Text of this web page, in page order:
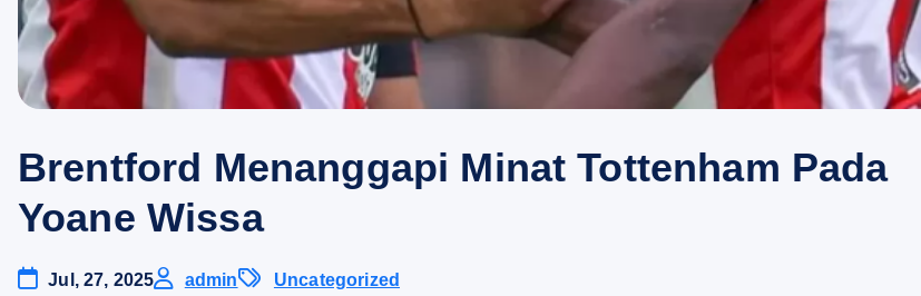
Brentford Menanggapi Minat Tottenham Pada
Yoane Wissa
Jul, 27, 2025 admin Uncategorized